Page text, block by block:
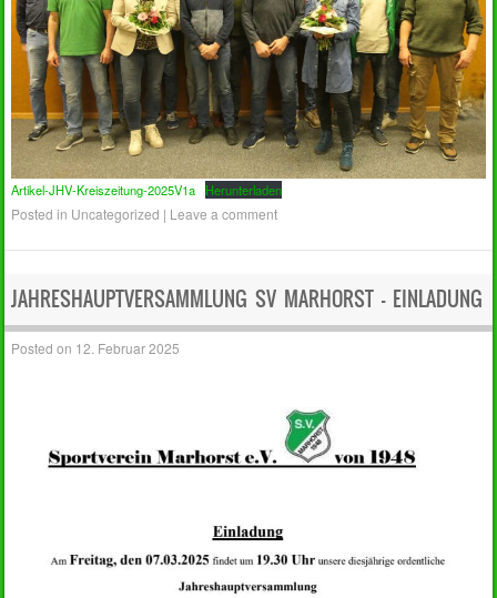
Artikel-JHV-Kreiszeitung-2025V1a Herunterladen
Posted in Uncategorized | Leave a comment
JAHRESHAUPTVERSAMMLUNG SV MARHORST – EINLADUNG
Posted on 12. Februar 2025